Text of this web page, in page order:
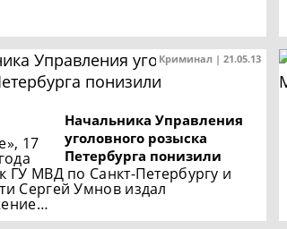
Криминал | 21.05.13
Начальника Управления
уголовного розыска
Петербурга понизили
17
ГУ МВД по Санкт-Петербургу и
Сергей Умнов издал